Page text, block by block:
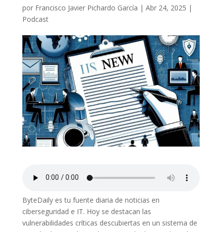
por Francisco Javier Pichardo García | Abr 24, 2025 |
Podcast
ByteDaily es tu fuente diaria de noticias en
ciberseguridad e IT. Hoy se destacan las
vulnerabilidades críticas descubiertas en un sistema de